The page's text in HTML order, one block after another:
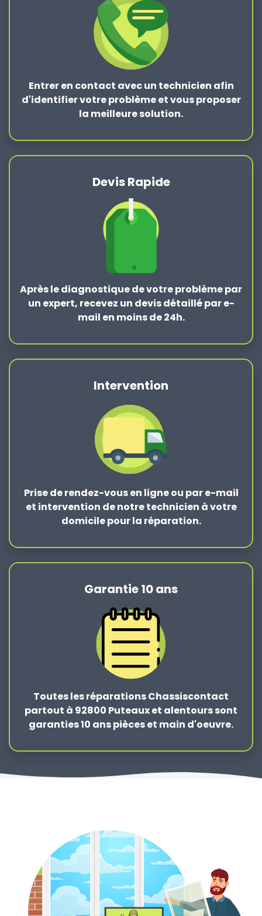
Entrer en contact avec un technicien afin
d'identifier votre problème et vous proposer
la meilleure solution.
Devis Rapide
Après lediagnostique de votre problèmepar
un expert, recevez un devis détaillé par e-
mail en moins de 24h.
Intervention
Prise de rendez-vous en ligne ou par e-mail
et intervention de notre technicien à votre
domicile pour la réparation.
Garantie 10 ans
Toutes les réparations Chassiscontact
partout à 92800 Puteaux et alentours sont
garanties 10 ans pièces et main d'oeuvre.